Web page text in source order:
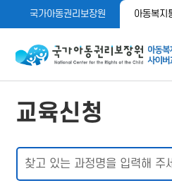
바
바
국가아동권리보장원 아동복지
메뉴 버튼
아동이 행복한 세상 아동권리보
교육신청